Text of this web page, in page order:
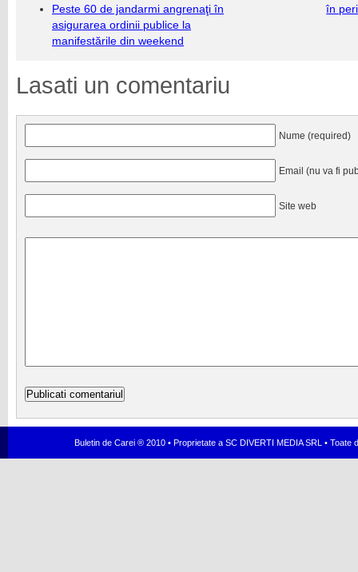
Peste 60 de jandarmi angrenaţi în
asigurarea ordinii publice la
manifestările din weekend
în
Lasati un comentariu
Nume (required)
Email (nu va fi
Site web
Buletin de Carei ® 2010 • Proprietate a SC DIVERTI MEDIA SRL •